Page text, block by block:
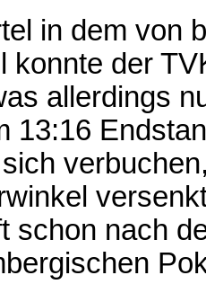
in dem von
konnte der
allerdings
13:16
schon nach